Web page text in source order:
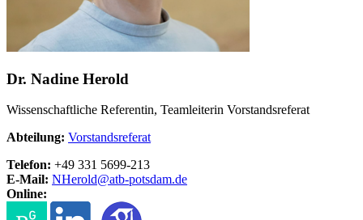
Dr. Nadine Herold
Wissenschaftliche Referentin, Teamleiterin Vorstandsreferat
Abteilung: Vorstandsreferat
Telefon: +49 331 5699-213
E-Mail: NHerold@atb-potsdam.de
Online: